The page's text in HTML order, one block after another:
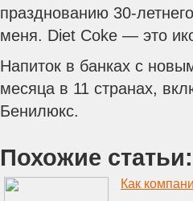
празднованию 30-
меня. Diet Coke — это
Напиток в банках с
месяца в 11 странах,
Бенилюкс.
Похожие статьи: